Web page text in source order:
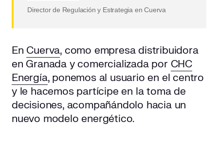
Director de Regulación y Estrategia en Cuerva
En Cuerva, como empresa distribuidora
en Granada y comercializada por CHC
Energía, ponemos al usuario en el centro
y le hacemos partícipe en la toma de
decisiones, acompañándolo hacia un
nuevo modelo energético.